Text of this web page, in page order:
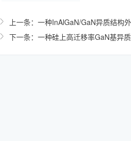
上一条：一种InAlGaN/GaN异质结构
下一条：一种硅上高迁移率GaN基异